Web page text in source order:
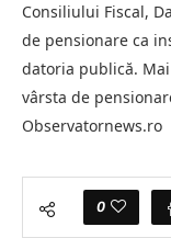
Consiliului Fiscal,
de pensionare ca
datoria publică.
vârsta de
Observatornews.ro
0